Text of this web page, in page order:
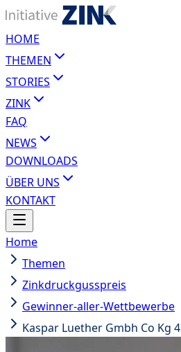
HOME
THEMEN
STORIES
ZINK
FAQ
NEWS
DOWNLOADS
ÜBER UNS
KONTAKT
Home
Themen
Zinkdruckgusspreis
Gewinner-aller-Wettbewerbe
Kaspar Luether Gmbh Co Kg 4